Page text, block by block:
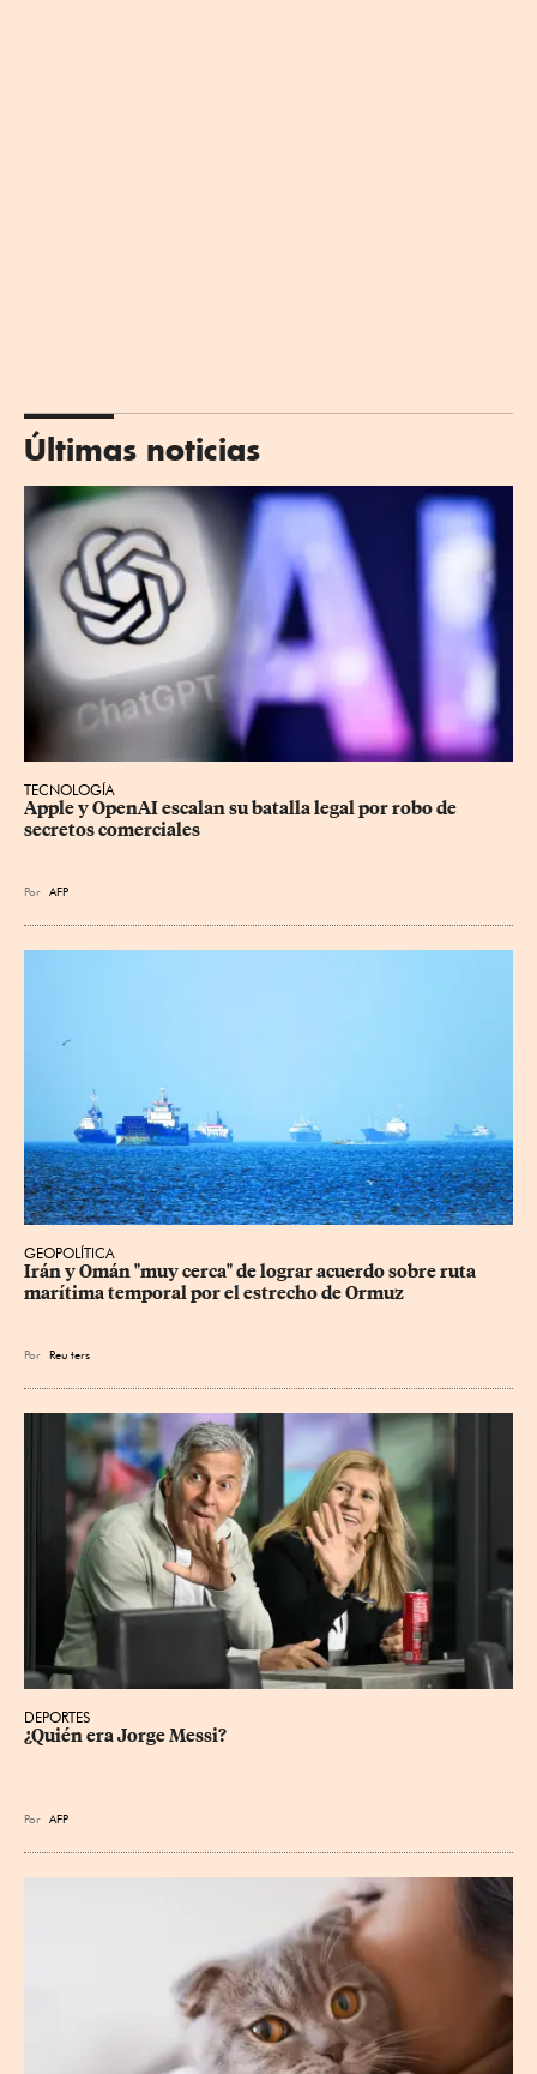
Últimas noticias
TECNOLOGÍA
Apple y OpenAI escalan su batalla legal por robo de
secretos comerciales
Por AFP
GEOPOLÍTICA
Irán y Omán "muy cerca" de lograr acuerdo sobre ruta
marítima temporal por el estrecho de Ormuz
Por Reu ters
DEPORTES
¿Quién era Jorge Messi?
Por AFP